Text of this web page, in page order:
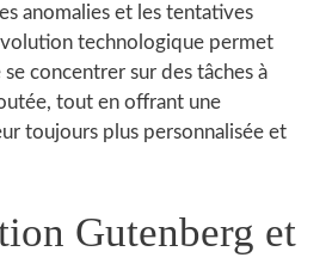
anomalies et les tentatives
technologique permet
concentrer sur des tâches à
tout en offrant une
toujours plus personnalisée et
Gutenberg et